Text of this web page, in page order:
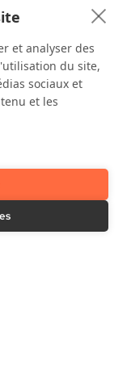
et analyser des
du site,
sociaux et
et les